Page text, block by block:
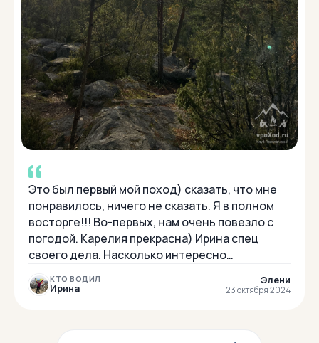
Это был первый мой поход) сказать, что мне
понравилось, ничего не сказать. Я в полном
восторге!!! Во-первых, нам очень повезло с
погодой. Карелия прекрасна) Ирина спец
своего дела. Насколько интересно
организован...
КТО ВОДИЛ
Ирина
Элени
23 октября 2024